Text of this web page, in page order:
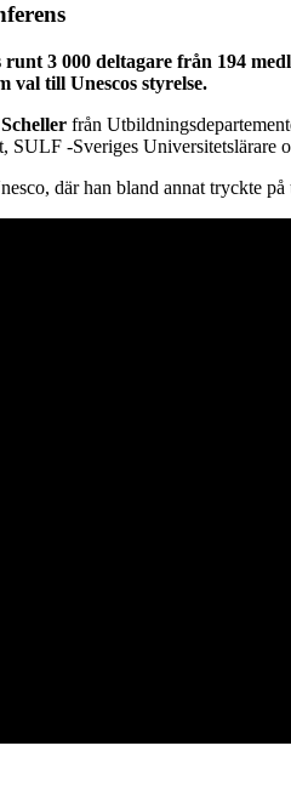
runt 3 000 deltagare från 194
val till Unescos styrelse.
från
-Sveriges Universitetslärare
där han bland annat tryckte